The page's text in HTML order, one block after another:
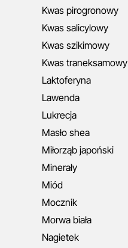
Kwas pirogronowy
Kwas salicylowy
Kwas szikimowy
Kwas traneksamowy
Laktoferyna
Lawenda
Lukrecja
Masło shea
Miłorząb japoński
Minerały
Miód
Mocznik
Morwa biała
Nagietek